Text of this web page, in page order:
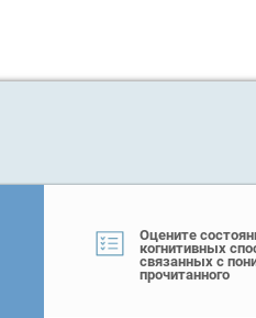
Оцените
когнитивных
связанных с
прочитанного